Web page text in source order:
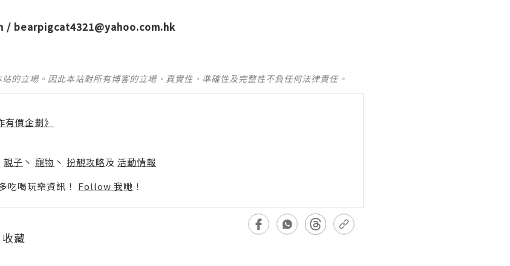
/ bearpigcat4321@yahoo.com.hk
的立場。因此本站對所有博客的立場、真實性、準確性及完整性不負任何法律責任。
價企劃》
親子 丶 寵物 丶 扮靚攻略及 活動情報
喝玩樂資訊！ Follow 我哋 ！
收藏